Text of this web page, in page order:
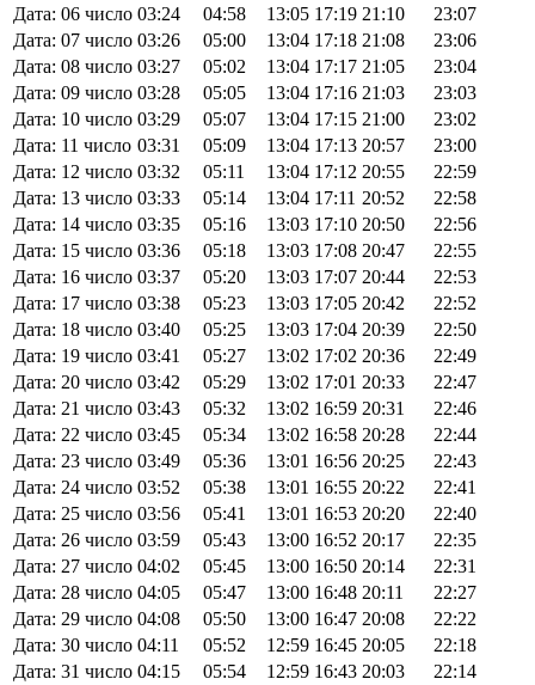
Дата: 06 число 03:24 04:58 13:05 17:19 21:10
23:07
Дата: 07 число 03:26 05:00 13:04 17:18 21:08
23:06
Дата: 08 число 03:27 05:02 13:04 17:17 21:05
23:04
Дата: 09 число 03:28 05:05 13:04 17:16 21:03
23:03
Дата: 10 число 03:29 05:07 13:04 17:15 21:00
23:02
Дата: 11 число 03:31 05:09 13:04 17:13 20:57
23:00
Дата: 12 число 03:32 05:11 13:04 17:12 20:55
22:59
Дата: 13 число 03:33 05:14 13:04 17:11 20:52
22:58
Дата: 14 число 03:35 05:16 13:03 17:10 20:50
22:56
Дата: 15 число 03:36 05:18 13:03 17:08 20:47
22:55
Дата: 16 число 03:37 05:20 13:03 17:07 20:44
22:53
Дата: 17 число 03:38 05:23 13:03 17:05 20:42
22:52
Дата: 18 число 03:40 05:25 13:03 17:04 20:39
22:50
Дата: 19 число 03:41 05:27 13:02 17:02 20:36
22:49
Дата: 20 число 03:42 05:29 13:02 17:01 20:33
22:47
Дата: 21 число 03:43 05:32 13:02 16:59 20:31
22:46
Дата: 22 число 03:45 05:34 13:02 16:58 20:28
22:44
Дата: 23 число 03:49 05:36 13:01 16:56 20:25
22:43
Дата: 24 число 03:52 05:38 13:01 16:55 20:22
22:41
Дата: 25 число 03:56 05:41 13:01 16:53 20:20
22:40
Дата: 26 число 03:59 05:43 13:00 16:52 20:17
22:35
Дата: 27 число 04:02 05:45 13:00 16:50 20:14
22:31
Дата: 28 число 04:05 05:47 13:00 16:48 20:11
22:27
Дата: 29 число 04:08 05:50 13:00 16:47 20:08
22:22
Дата: 30 число 04:11 05:52 12:59 16:45 20:05
22:18
Дата: 31 число 04:15 05:54 12:59 16:43 20:03
22:14